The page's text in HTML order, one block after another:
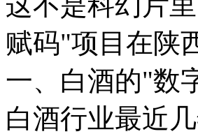
赋码"项目在陕
一、白酒的"数
白酒行业最近